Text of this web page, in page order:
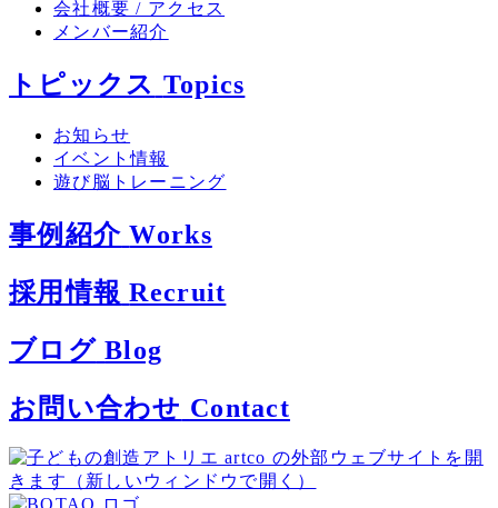
会社概要 / アクセス
メンバー紹介
トピックス Topics
お知らせ
イベント情報
遊び脳トレーニング
事例紹介 Works
採用情報 Recruit
ブログ Blog
お問い合わせ Contact